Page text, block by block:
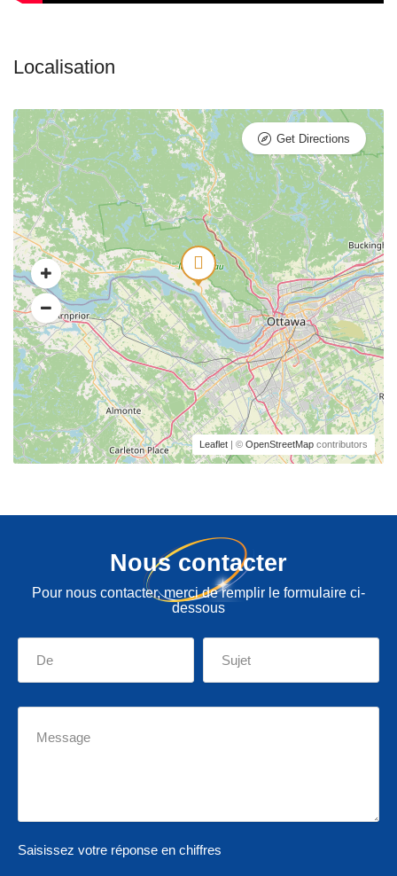
Leaflet | © OpenStreetMap contributors
Get Directions
Nous contacter
Pour nous contacter, merci de remplir le formulaire ci-
dessous
Saisissez votre réponse en chiffres